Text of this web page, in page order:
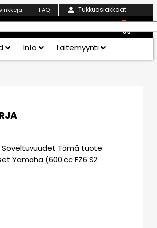
FAQ Tukkuasiakkaat
0
Info Laitemyynti
Soveltuvuudet Tämä tuote
Yamaha (600 cc FZ6 S2